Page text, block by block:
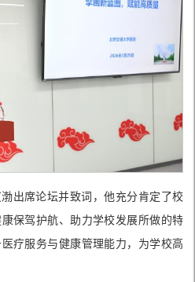
出席论坛并致词，他充分肯定了校
保驾护航、助力学校发展所做的特
疗服务与健康管理能力，为学校高